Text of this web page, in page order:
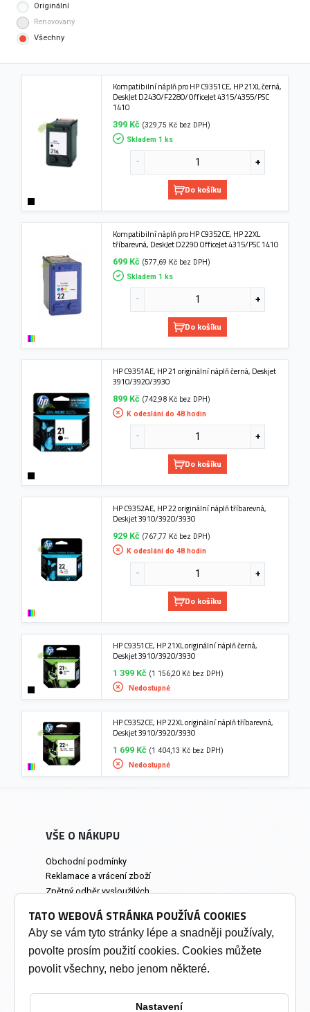
Originální
Renovovaný
Všechny
Kompatibilní náplň pro HP C9351CE, HP 21XL černá,
DeskJet D2430/F2280/OfficeJet 4315/4355/PSC
1410
399 Kč (329,75 Kč bez DPH)
Skladem 1 ks
Do košíku
Kompatibilní náplň pro HP C9352CE, HP 22XL
tříbarevná, DeskJet D2290 OfficeJet 4315/PSC 1410
699 Kč (577,69 Kč bez DPH)
Skladem 1 ks
Do košíku
HP C9351AE, HP 21 originální náplň černá, Deskjet
3910/3920/3930
899 Kč (742,98 Kč bez DPH)
K odeslání do 48 hodin
Do košíku
HP C9352AE, HP 22 originální náplň tříbarevná,
Deskjet 3910/3920/3930
929 Kč (767,77 Kč bez DPH)
K odeslání do 48 hodin
Do košíku
HP C9351CE, HP 21XL originální náplň černá,
Deskjet 3910/3920/3930
1 399 Kč (1 156,20 Kč bez DPH)
Nedostupné
HP C9352CE, HP 22XL originální náplň tříbarevná,
Deskjet 3910/3920/3930
1 699 Kč (1 404,13 Kč bez DPH)
Nedostupné
VŠE O NÁKUPU
Obchodní podmínky
Reklamace a vrácení zboží
Zpětný odběr vysloužilých
Prodejna a osobní odběr
INFORMACE
TATO WEBOVÁ STRÁNKA POUŽÍVÁ COOKIES
Aby se vám tyto stránky lépe a snadněji používaly,
povolte prosím použití cookies. Cookies můžete
povolit všechny, nebo jenom některé.
Nastavení